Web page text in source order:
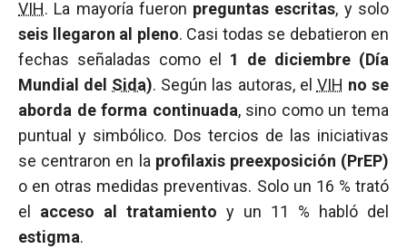
VIH. La mayoría fueron preguntas escritas, y solo
seis llegaron al pleno. Casi todas se debatieron en
fechas señaladas como el 1 de diciembre (Día
Mundial del Sida). Según las autoras, el VIH no se
aborda de forma continuada, sino como un tema
puntual y simbólico. Dos tercios de las iniciativas
se centraron en la profilaxis preexposición (PrEP)
o en otras medidas preventivas. Solo un 16 % trató
el acceso al tratamiento y un 11 % habló del
estigma.